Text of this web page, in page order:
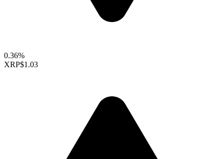
0.36%
XRP$1.03